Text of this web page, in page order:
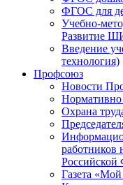
ФГОС для
Учебно-
Развитие
Введение
технология)
Профсоюз
Новости
Охрана
работников
Российской
Газета